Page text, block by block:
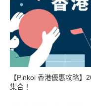
【Pinkoi 香港優惠攻略
集合！